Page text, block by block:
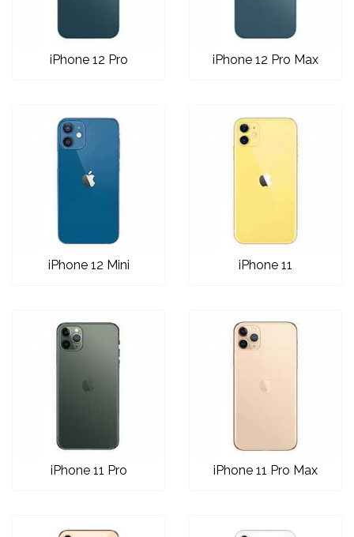
iPhone 12 Pro iPhone 12 Pro Max
iPhone 12 Mini iPhone 11
iPhone 11 Pro iPhone 11 Pro Max